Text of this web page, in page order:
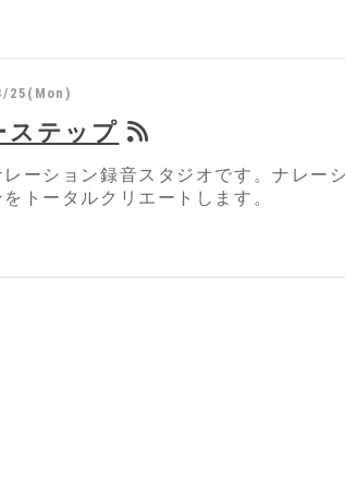
25(Mon)
ステップ
ーション録音スタジオです。ナレー
トータルクリエートします。